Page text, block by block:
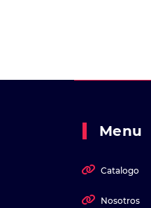
Menu
Catalogo
Nosotros